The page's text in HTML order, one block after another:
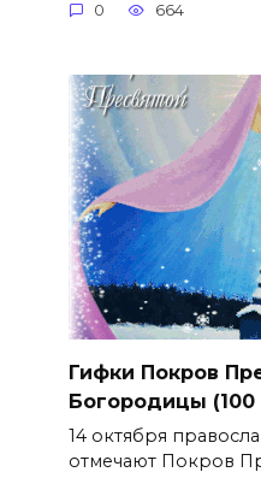
0 664
Гифки Покров
Богородицы (100
14 октября
отмечают Покров